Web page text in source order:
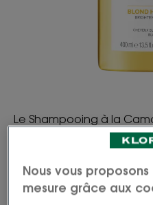
Le Shampooing à la
les cheveux blonds et les
Grâce à son actif de
brillance aux cheveux, à
Nous vous
mesure grâce aux